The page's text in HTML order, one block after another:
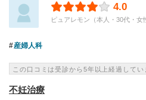
4.0
ピュアレモン（本人・30代・女
産婦人科
この口コミは受診から5年以上経過してい
不妊治療